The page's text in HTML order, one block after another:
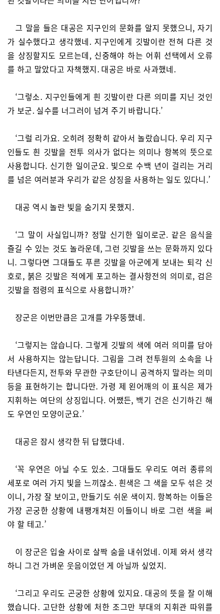
그 말을 들은 대공은 지구인의 문화를 알지 못했으니, 자기
가 실수했다고 생각했네. 지구인에게 깃발이란 전혀 다른 것
을 상징할지도 모르는데, 신중해야 하는 어휘 선택에서 오류
를 하고 말았다고 자책했지. 대공은 바로 사과했네.
‘그렇소. 지구인들에게 흰 깃발이란 다른 의미를 지닌 것인
가 보군. 실수를 너그러이 넘겨 주기 바랍니다.’
‘그럴 리가요. 오히려 정확히 같아서 놀랐습니다. 우리 지구
인들도 흰 깃발을 전투 의사가 없다는 의미나 항복의 뜻으로
사용합니다. 신기한 일이군요. 빛으로 수백 년이 걸리는 거리
를 넘은 여러분과 우리가 같은 상징을 사용하는 일도 있다니.’
대공 역시 놀란 빛을 숨기지 못했지.
‘그 말이 사실입니까? 정말 신기한 일이로군. 같은 음식을
즐길 수 있는 것도 놀라운데, 그런 깃발을 쓰는 문화까지 있다
니. 그렇다면 그대들도 푸른 깃발을 아군에게 보내는 퇴각 신
호로, 붉은 깃발은 적에게 포고하는 결사항전의 의미로, 검은
깃발을 점령의 표식으로 사용합니까?’
장군은 이번만큼은 고개를 갸우뚱했네.
‘그렇지는 않습니다. 그렇게 깃발의 색에 여러 의미를 담아
서 사용하지는 않는답니다. 그림을 그려 전투원의 소속을 나
타낸다든지, 전투와 무관한 구호단이니 공격하지 말라는 의미
등을 표현하기는 합니다만. 가령 제 왼어깨의 이 표식은 제가
지휘하는 여단의 상징입니다. 어쨌든, 백기 건은 신기하긴 해
도 우연인 모양이군요.’
대공은 잠시 생각한 뒤 답했다네.
‘꼭 우연은 아닐 수도 있소. 그대들도 우리도 여러 종류의
세포로 여러 가지 빛을 느끼잖소. 흰색은 그 색을 모두 섞은 것
이니, 가장 잘 보이고, 만들기도 쉬운 색이지. 항복하는 이들은
가장 곤궁한 상황에 내팽개쳐진 이들이니 바로 그런 색을 써
야 할 테고.’
이 장군은 입술 사이로 살짝 숨을 내쉬었네. 이제 와서 생각
하니 그건 가벼운 웃음이었던 게 아닐까 싶었지.
‘그리고 우리도 곤궁한 상황에 있지요. 대공의 뜻을 잘 이해
했습니다. 고단한 상황에 처한 조그만 부대의 지휘관 따위를